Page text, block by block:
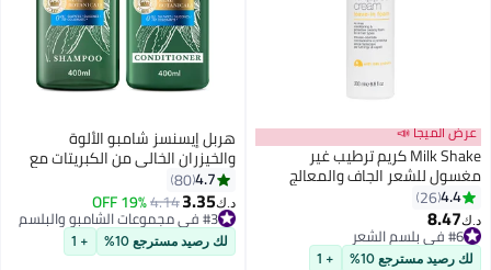
عرض الميجا 📣
Milk Shake كريم ترطيب غير
مغسول للشعر الجاف والمعالج
بالألوان - مرطب خفيف الوزن مع
للنعومة واللمعان وسهولة
التصفيف، 200 مل
4.4
26
د.ك‏8.47
#6 في بلسم الشعر
تم بيع +170 مؤخرًا
#6 في بلسم الشعر
لك رصيد مسترجع 10% + 1
هربل إيسنسز شامبو الألوة
والخيزران الخالي من الكبريتات مع
البلسم
4.7
80
د.ك‏3.35
4.14
19% OFF #3 في مجموعات الشامبو والبلسم
تم بيع +210 مؤخرًا
#3 في مجموعات الشامبو والبلسم
لك رصيد مسترجع 10% + 1